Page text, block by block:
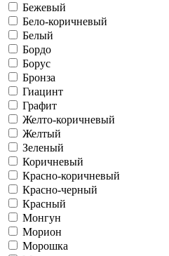
Бежевый
Бело-коричневый
Белый
Бордо
Борус
Бронза
Гиацинт
Графит
Желто-коричневый
Желтый
Зеленый
Коричневый
Красно-коричневый
Красно-черный
Красный
Монгун
Морион
Морошка